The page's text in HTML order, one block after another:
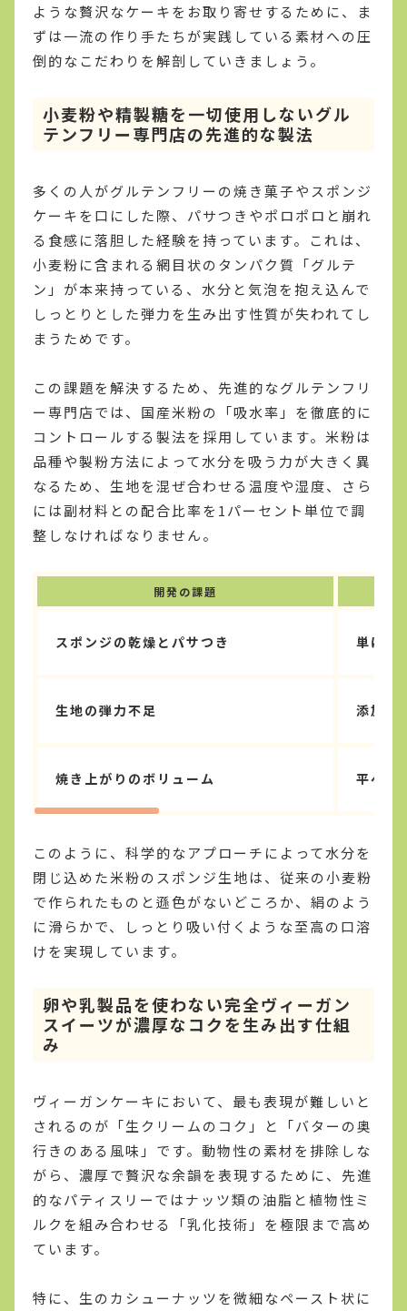
ような贅沢なケーキをお取り寄せするために、ま
ずは一流の作り手たちが実践している素材への圧
倒的なこだわりを解剖していきましょう。
小麦粉や精製糖を一切使用しないグル
テンフリー専門店の先進的な製法
多くの人がグルテンフリーの焼き菓子やスポンジ
ケーキを口にした際、パサつきやポロポロと崩れ
る食感に落胆した経験を持っています。これは、
小麦粉に含まれる網目状のタンパク質「グルテ
ン」が本来持っている、水分と気泡を抱え込んで
しっとりとした弾力を生み出す性質が失われてし
まうためです。
この課題を解決するため、先進的なグルテンフリ
ー専門店では、国産米粉の「吸水率」を徹底的に
コントロールする製法を採用しています。米粉は
品種や製粉方法によって水分を吸う力が大きく異
なるため、生地を混ぜ合わせる温度や湿度、さら
には副材料との配合比率を1パーセント単位で調
整しなければなりません。
開発の課題
スポンジの乾燥とパサつき 単に小
生地の弾力不足 添加物
焼き上がりのボリューム 平べっ
このように、科学的なアプローチによって水分を
閉じ込めた米粉のスポンジ生地は、従来の小麦粉
で作られたものと遜色がないどころか、絹のよう
に滑らかで、しっとり吸い付くような至高の口溶
けを実現しています。
卵や乳製品を使わない完全ヴィーガン
スイーツが濃厚なコクを生み出す仕組
み
ヴィーガンケーキにおいて、最も表現が難しいと
されるのが「生クリームのコク」と「バターの奥
行きのある風味」です。動物性の素材を排除しな
がら、濃厚で贅沢な余韻を表現するために、先進
的なパティスリーではナッツ類の油脂と植物性ミ
ルクを組み合わせる「乳化技術」を極限まで高め
ています。
特に、生のカシューナッツを微細なペースト状に